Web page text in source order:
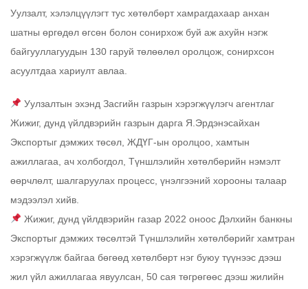
Уулзалт, хэлэлцүүлэгт тус хөтөлбөрт хамрагдахаар анхан
шатны өргөдөл өгсөн болон сонирхож буй аж ахуйн нэгж
байгууллагуудын 130 гаруй төлөөлөл оролцож, сонирхсон
асуултдаа хариулт авлаа.
Уулзалтын эхэнд Засгийн газрын хэрэгжүүлэгч агентлаг
Жижиг, дунд үйлдвэрийн газрын дарга Я.Эрдэнэсайхан
Экспортыг дэмжих төсөл, ЖДҮГ-ын оролцоо, хамтын
ажиллагаа, ач холбогдол, Түншлэлийн хөтөлбөрийн нэмэлт
өөрчлөлт, шалгаруулах процесс, үнэлгээний хорооны талаар
мэдээлэл хийв.
Жижиг, дунд үйлдвэрийн газар 2022 оноос Дэлхийн банкны
Экспортыг дэмжих төсөлтэй Түншлэлийн хөтөлбөрийг хамтран
хэрэгжүүлж байгаа бөгөөд хөтөлбөрт нэг буюу түүнээс дээш
жил үйл ажиллагаа явуулсан, 50 сая төгрөгөөс дээш жилийн